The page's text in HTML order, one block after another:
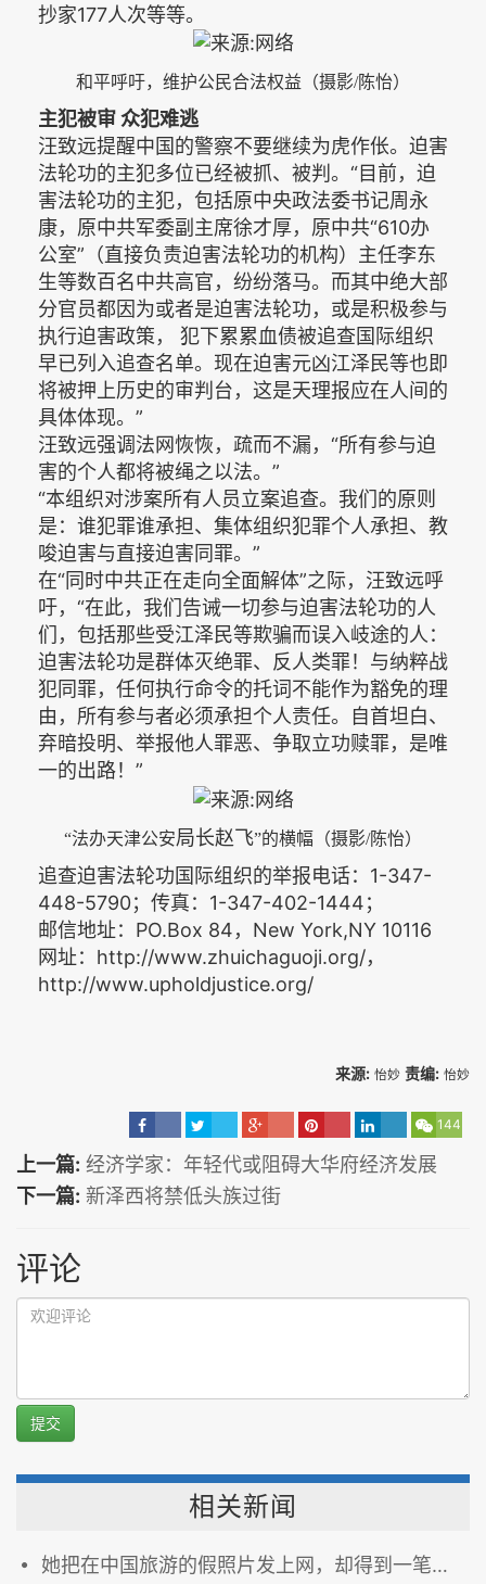
抄家177人次等等。
和平呼吁，维护公民合法权益（摄影/陈怡）
主犯被审 众犯难逃
汪致远提醒中国的警察不要继续为虎作伥。迫害
法轮功的主犯多位已经被抓、被判。“目前，迫
害法轮功的主犯，包括原中央政法委书记周永
康，原中共军委副主席徐才厚，原中共“610办
公室”（直接负责迫害法轮功的机构）主任李东
生等数百名中共高官，纷纷落马。而其中绝大部
分官员都因为或者是迫害法轮功，或是积极参与
执行迫害政策， 犯下累累血债被追查国际组织
早已列入追查名单。现在迫害元凶江泽民等也即
将被押上历史的审判台，这是天理报应在人间的
具体体现。”
汪致远强调法网恢恢，疏而不漏，“所有参与迫
害的个人都将被绳之以法。”
“本组织对涉案所有人员立案追查。我们的原则
是：谁犯罪谁承担、集体组织犯罪个人承担、教
唆迫害与直接迫害同罪。”
在“同时中共正在走向全面解体”之际，汪致远呼
吁，“在此，我们告诫一切参与迫害法轮功的人
们，包括那些受江泽民等欺骗而误入岐途的人：
迫害法轮功是群体灭绝罪、反人类罪！与纳粹战
犯同罪，任何执行命令的托词不能作为豁免的理
由，所有参与者必须承担个人责任。自首坦白、
弃暗投明、举报他人罪恶、争取立功赎罪，是唯
一的出路！”
“法办天津公安局长赵飞”的横幅（摄影/陈怡）
追查迫害法轮功国际组织的举报电话：1-347-
448-5790；传真：1-347-402-1444；
邮信地址：PO.Box 84，New York,NY 10116
网址：http://www.zhuichaguoji.org/，
http://www.upholdjustice.org/
来源: 怡妙 责编: 怡妙
144
上一篇: 经济学家：年轻代或阻碍大华府经济发展
下一篇: 新泽西将禁低头族过街
评论
提交
相关新闻
她把在中国旅游的假照片发上网，却得到一笔意外的钱